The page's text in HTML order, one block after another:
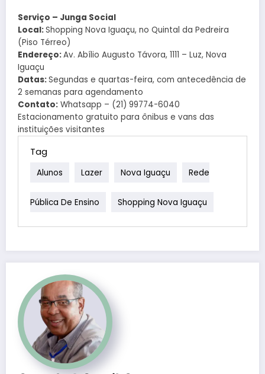
Serviço – Junga Social
Local:Shopping Nova Iguaçu, no Quintal da Pedreira
(Piso Térreo)
Endereço:Av. Abílio Augusto Távora, 1111 – Luz, Nova
Iguaçu
Datas:Segundas e quartas-feira, com antecedência de
2 semanas para agendamento
Contato: Whatsapp – (21) 99774-6040
Estacionamento gratuito para ônibus e vans das
instituições visitantes
Tag
Alunos Lazer Nova Iguaçu Rede
Pública De Ensino Shopping Nova Iguaçu